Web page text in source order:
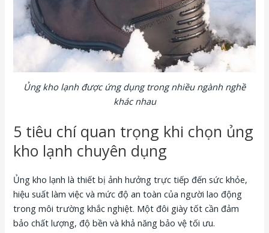
Ủng kho lạnh được ứng dụng trong nhiều ngành nghề
khác nhau
5 tiêu chí quan trọng khi chọn ủng
kho lạnh chuyên dụng
Ủng kho lạnh là thiết bị ảnh hưởng trực tiếp đến sức khỏe,
hiệu suất làm việc và mức độ an toàn của người lao động
trong môi trường khắc nghiệt. Một đôi giày tốt cần đảm
bảo chất lượng, độ bền và khả năng bảo vệ tối ưu.